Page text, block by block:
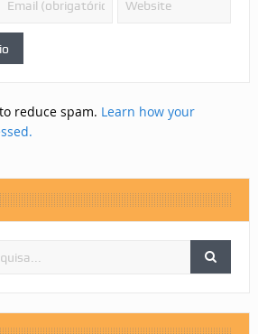
reduce spam. Learn how your